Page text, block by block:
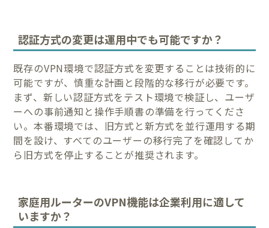
認証方式の変更は運用中でも可能ですか？
既存のVPN環境で認証方式を変更することは技術的に
可能ですが、慎重な計画と段階的な移行が必要です。
まず、新しい認証方式をテスト環境で検証し、ユーザ
ーへの事前通知と操作手順書の準備を行ってくださ
い。本番環境では、旧方式と新方式を並行運用する期
間を設け、すべてのユーザーの移行完了を確認してか
ら旧方式を停止することが推奨されます。
家庭用ルーターのVPN機能は企業利用に適して
いますか？